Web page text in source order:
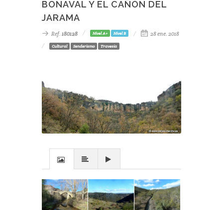
BONAVAL Y EL CAÑÓN DEL
JARAMA
Ref. 180128 Nivel A+ Nivel B 28 ene. 2018
Cultural Senderismo Travesía